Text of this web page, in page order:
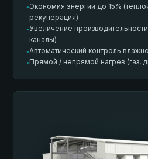
●Экономия энергии до 15%
рекуперация)
● Увеличение
каналы)
● Автоматический контроль
● Прямой / непрямой нагрев (газ,